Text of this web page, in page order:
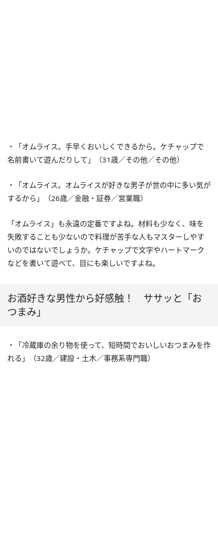
・「オムライス。手早くおいしくできるから。ケチャップで
名前書いて遊んだりして」（31歳／その他／その他）
・「オムライス。オムライスが好きな男子が世の中に多い気が
するから」（26歳／金融・証券／営業職）
「オムライス」も永遠の定番ですよね。材料も少なく、味を
失敗することも少ないので料理が苦手な人もマスターしやす
いのではないでしょうか。ケチャップで文字やハートマーク
などを書いて遊べて、目にも楽しいですよね。
お酒好きな男性から好感触！ ササッと「お
つまみ」
・「冷蔵庫の余り物を使って、短時間でおいしいおつまみを作
れる」（32歳／建設・土木／事務系専門職）